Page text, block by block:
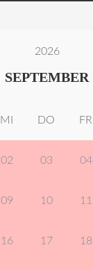
2026
SEPTEMBER
MI DO FR
02 03 04
09 10 11
16 17 18